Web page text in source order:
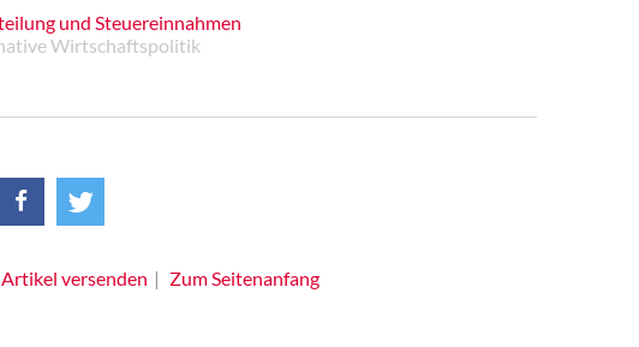
und Steuereinnahmen
Wirtschaftspolitik
Artikel versenden Zum Seitenanfang